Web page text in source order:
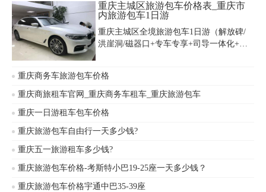
重庆主城区旅游包车价格表_重庆市
内旅游包车1日游
重庆主城区全境旅游包车1日游（解放碑/
洪崖洞/磁器口+专车专享+司导一体化+土
区，重庆主城区旅游包车价格便宜，以下
是重庆市内旅游包车1日游价格表一览，我
费标准。
重庆商务车旅游包车价格
重庆商旅租车官网_重庆商务车租车_重庆旅游包车
重庆一日游租车包车价格
重庆旅游包车自由行一天多少钱?
重庆五一旅游租车多少钱?
重庆旅游包车价格-考斯特小巴19-25座一天多少钱？
重庆旅游包车价格宇通中巴35-39座